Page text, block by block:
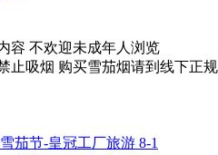
容 不欢迎未成年人浏览
止吸烟 购买雪茄烟请到线下正
茄节-皇冠工厂旅游 8-1